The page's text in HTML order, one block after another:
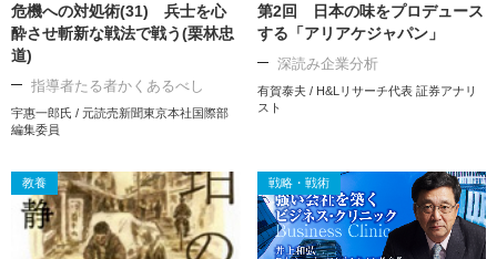
危機への対処術(31) 兵士を心
酔させ斬新な戦法で戦う(栗林忠
道)
指導者たる者かくあるべし
宇惠一郎氏 / 元読売新聞東京本社国際部
編集委員
第2回 日本の味をプロデュース
する「アリアケジャパン」
深読み企業分析
有賀泰夫 / H&Lリサーチ代表 証券アナリ
スト
教養 戦略・戦術